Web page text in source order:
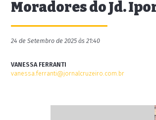
Moradores do Jd.
24 de Setembro de 2025 às 21:40
VANESSA FERRANTI
vanessa.ferranti@jornalcruzeiro.com.br